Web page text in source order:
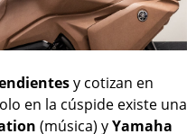
y cotizan en
en la cúspide existe una
(música) yYamaha